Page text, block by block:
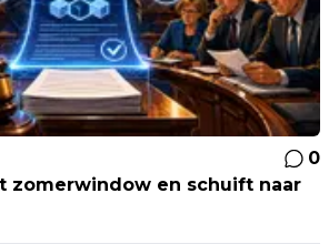
0
zomerwindow en schuift naar